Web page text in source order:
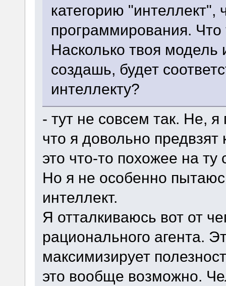
категорию
программирования.
Насколько твоя модель
создашь, будет
интеллекту?
- тут не совсем так. Не,
что я довольно
это что-то похожее на
Но я не особенно
интеллект.
Я отталкиваюсь вот от
рационального агента.
максимизирует
это вообще возможно.